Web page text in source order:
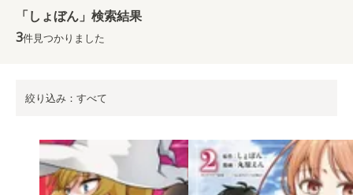
「しょぼん」検索結果
3件見つかりました
絞り込み：すべて